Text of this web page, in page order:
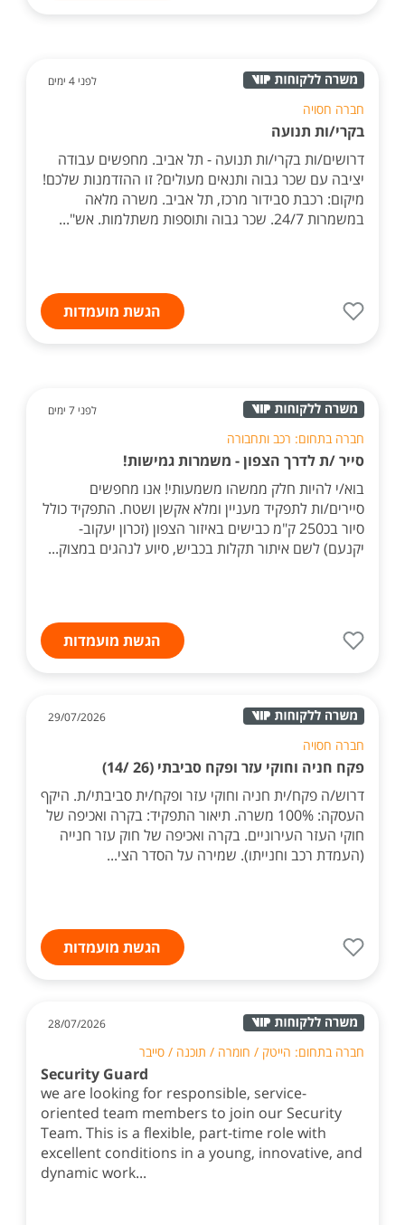
לפני 4 ימים
חברה חסויה
בקרי/ות תנועה
דרושים/ות בקרי/ות תנועה - תל אביב. מחפשים עבודה
יציבה עם שכר גבוה ותנאים מעולים? זו ההזדמנות שלכם!
מיקום: רכבת סבידור מרכז, תל אביב. משרה מלאה
במשמרות 24/7. שכר גבוה ותוספות משתלמות. אש"...
הגשת מועמדות
לפני 7 ימים
חברה בתחום: רכב ותחבורה
סייר /ת לדרך הצפון - משמרות גמישות!
בוא/י להיות חלק ממשהו משמעותי! אנו מחפשים
סיירים/ות לתפקיד מעניין ומלא אקשן ושטח. התפקיד כולל
סיור בכ250 ק"מ כבישים באיזור הצפון (זכרון יעקוב-
יקנעם) לשם איתור תקלות בכביש, סיוע לנהגים במצוק...
הגשת מועמדות
29/07/2026
חברה חסויה
פקח חניה וחוקי עזר ופקח סביבתי (26 /14)
דרוש/ה פקח/ית חניה וחוקי עזר ופקח/ית סביבתי/ת. היקף
העסקה: 100% משרה. תיאור התפקיד: בקרה ואכיפה של
חוקי העזר העירוניים. בקרה ואכיפה של חוק עזר חנייה
(העמדת רכב וחנייתו). שמירה על הסדר הצי...
הגשת מועמדות
28/07/2026
חברה בתחום: הייטק / חומרה / תוכנה / סייבר
Security Guard
we are looking for responsible, service-
oriented team members to join our Security
Team. This is a flexible, part-time role with
excellent conditions in a young, innovative, and
dynamic work...